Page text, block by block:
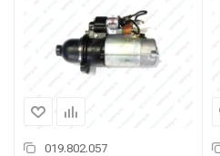
019.802.057